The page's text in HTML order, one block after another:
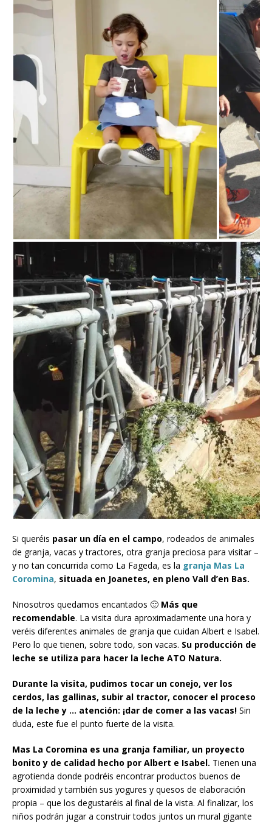
Si queréis pasar un día en el campo, rodeados de animales
de granja, vacas y tractores, otra granja preciosa para visitar –
y no tan concurrida como La Fageda, es la granja Mas La
Coromina, situada en Joanetes, en pleno Vall d’en Bas.
Nnosotros quedamos encantados 🙂 Más que
recomendable. La visita dura aproximadamente una hora y
veréis diferentes animales de granja que cuidan Albert e Isabel.
Pero lo que tienen, sobre todo, son vacas. Su producción de
leche se utiliza para hacer la leche ATO Natura.
Durante la visita, pudimos tocar un conejo, ver los
cerdos, las gallinas, subir al tractor, conocer el proceso
de la leche y … atención: ¡dar de comer a las vacas! Sin
duda, este fue el punto fuerte de la visita.
Mas La Coromina es una granja familiar, un proyecto
bonito y de calidad hecho por Albert e Isabel. Tienen una
agrotienda donde podréis encontrar productos buenos de
proximidad y también sus yogures y quesos de elaboración
propia – que los degustaréis al final de la vista. Al finalizar, los
niños podrán jugar a construir todos juntos un mural gigante